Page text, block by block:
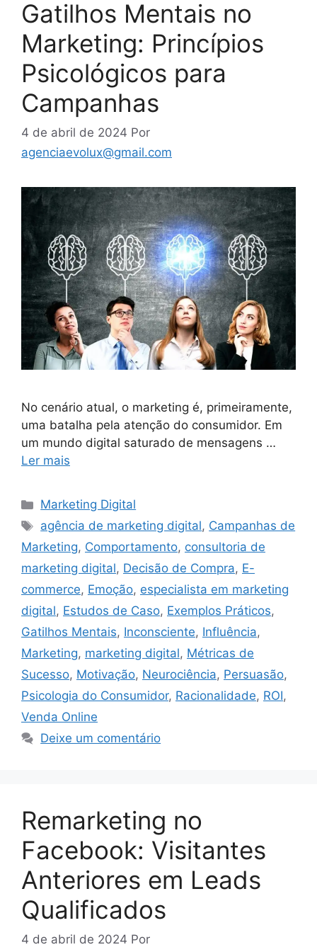
Gatilhos Mentais no
Marketing: Princípios
Psicológicos para
Campanhas
4 de abril de 2024 Por
agenciaevolux@gmail.com
No cenário atual, o marketing é, primeiramente,
uma batalha pela atenção do consumidor. Em
um mundo digital saturado de mensagens …
Ler mais
Categorias
Marketing Digital
Tags
agência de marketing digital, Campanhas de
Marketing, Comportamento, consultoria de
marketing digital, Decisão de Compra, E-
commerce, Emoção, especialista em marketing
digital, Estudos de Caso, Exemplos Práticos,
Gatilhos Mentais, Inconsciente, Influência,
Marketing, marketing digital, Métricas de
Sucesso, Motivação, Neurociência, Persuasão,
Psicologia do Consumidor, Racionalidade, ROI,
Venda Online
Deixe um comentário
Remarketing no
Facebook: Visitantes
Anteriores em Leads
Qualificados
4 de abril de 2024 Por